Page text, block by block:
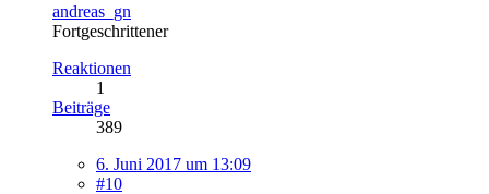
andreas_gn
Fortgeschrittener
Reaktionen
1
Beiträge
389
6. Juni 2017 um 13:09
#10